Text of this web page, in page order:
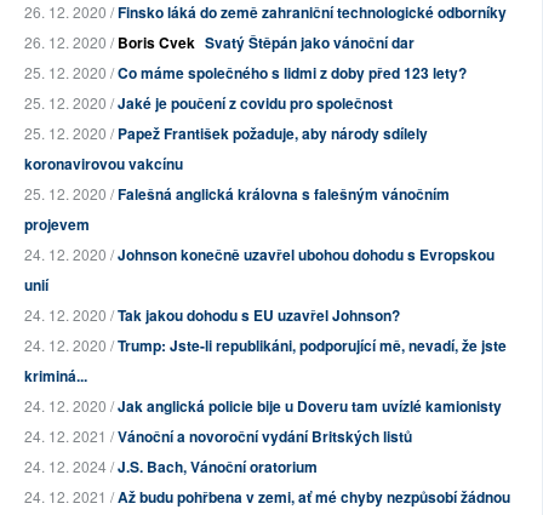
26. 12. 2020 /Finsko láká do země zahraniční technologické odborníky
26. 12. 2020 /Boris Cvek Svatý Štěpán jako vánoční dar
25. 12. 2020 /Co máme společného s lidmi z doby před 123 lety?
25. 12. 2020 /Jaké je poučení z covidu pro společnost
25. 12. 2020 /Papež František požaduje, aby národy sdílely
koronavirovou vakcínu
25. 12. 2020 /Falešná anglická královna s falešným vánočním
projevem
24. 12. 2020 /Johnson konečně uzavřel ubohou dohodu s Evropskou
unií
24. 12. 2020 /Tak jakou dohodu s EU uzavřel Johnson?
24. 12. 2020 /Trump: Jste-li republikáni, podporující mě, nevadí, že jste
kriminá...
24. 12. 2020 /Jak anglická policie bije u Doveru tam uvízlé kamionisty
24. 12. 2021 /Vánoční a novoroční vydání Britských listů
24. 12. 2024 /J.S. Bach, Vánoční oratorium
24. 12. 2021 /Až budu pohřbena v zemi, ať mé chyby nezpůsobí žádnou